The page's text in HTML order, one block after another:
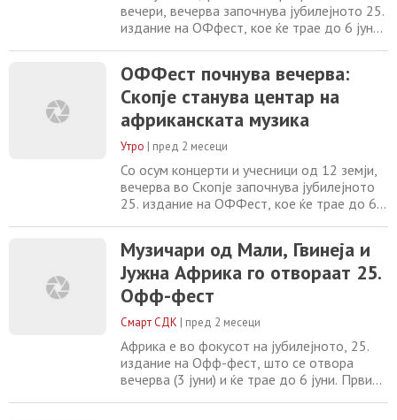
вечери, вечерва започнува јубилејното 25.
издание на ОФфест, кое ќе трае до 6 јуни
годините изгради препознатлив идентитет
преку светска музика, различни култури и
силни концертни искуства, оваа година го
отвора со вечер што не се потпира
ОФФест почнува вечерва:
Скопје станува центар на
африканската музика
Утро | пред 2 месеци
Со осум концерти и учесници од 12 земји,
вечерва во Скопје започнува јубилејното
25. издание на ОФФест, кое ќе трае до 6
Фестивалот ќе биде отворен во
Националната опера и балет со настапот
на триото „Guitari Baro“ од Гвинеја и Мали,
по што ќе следува концерт на
јужноафриканската
Музичари од Мали, Гвинеја и
Јужна Африка го отвораат 25.
Офф-фест
Смарт СДК | пред 2 месеци
Африка е во фокусот на јубилејното, 25.
издание на Офф-фест, што се отвора
вечерва (3 јуни) и ќе трае до 6 јуни. Првите